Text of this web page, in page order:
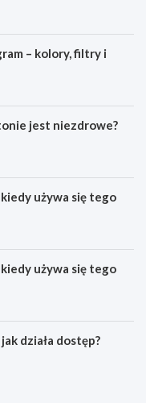
– kolory, filtry i
jest niezdrowe?
używa się tego
używa się tego
działa dostęp?